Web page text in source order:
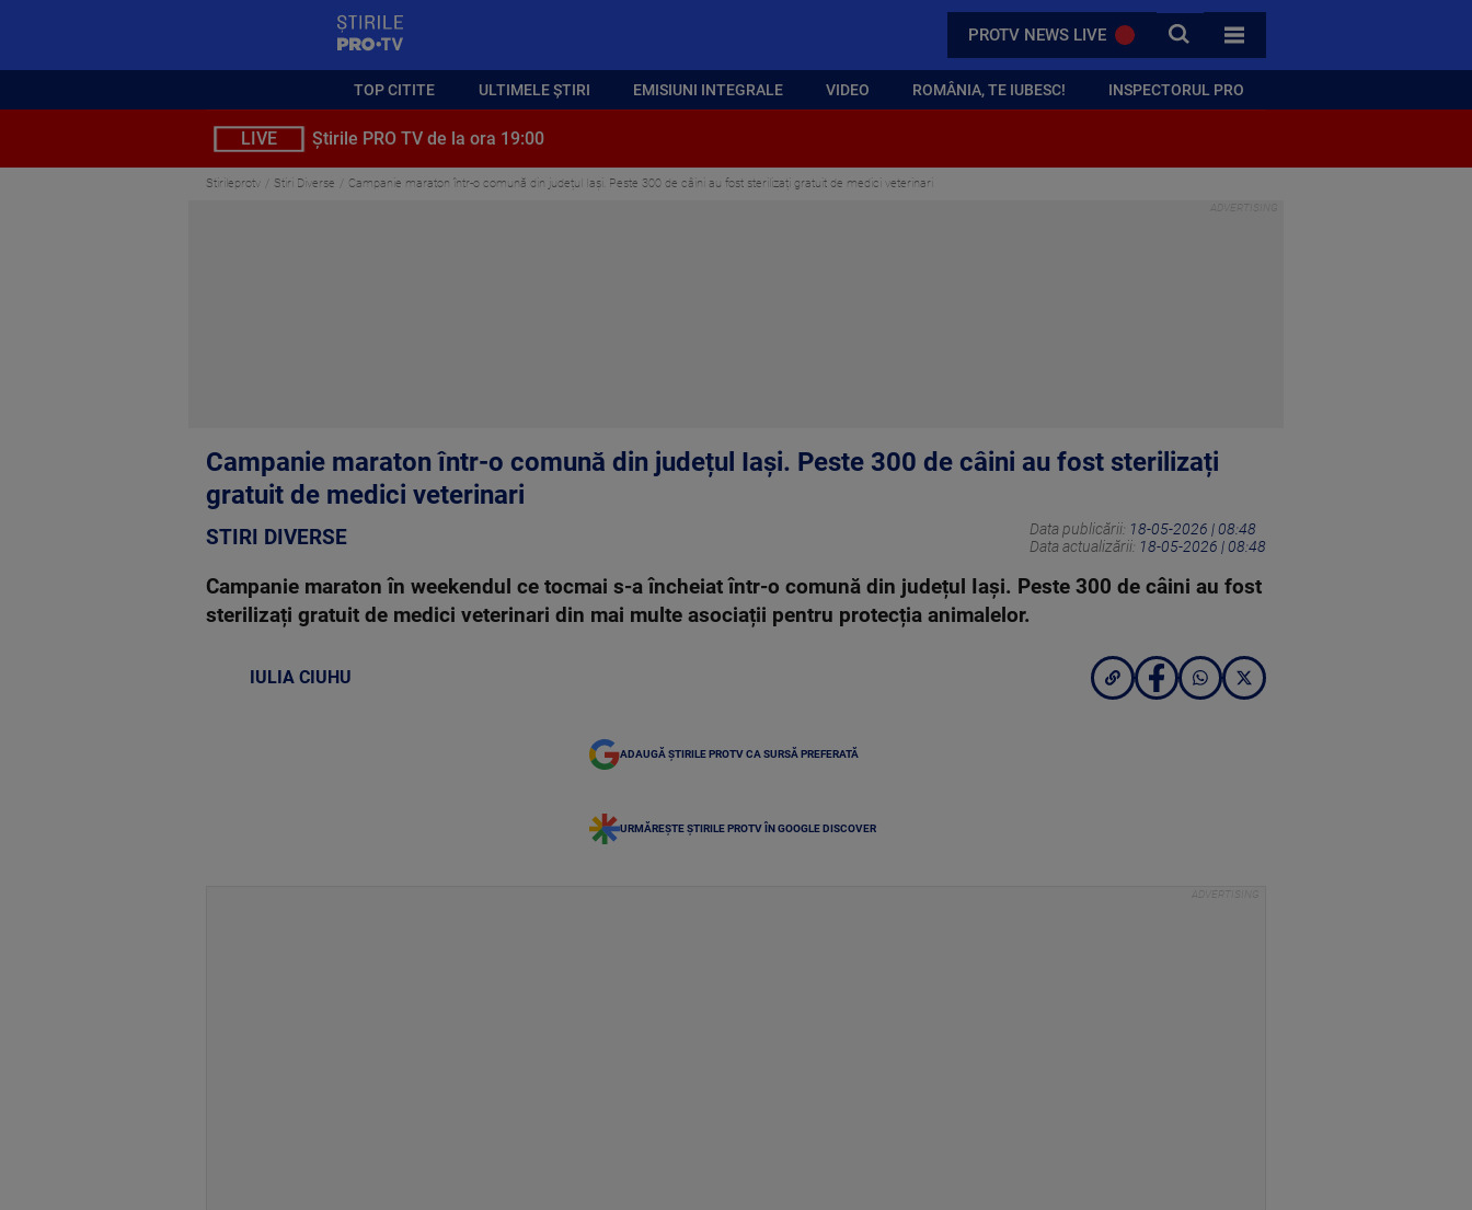
PROTV NEWS LIVE CAUTA
TOATE CATEGORIILE
TOP CITITE ULTIMELE ȘTIRI EMISIUNI INTEGRALE VIDEO ROMÂNIA, TE IUBESC! INSPECTORUL PRO
LIVE Știrile PRO TV de la ora 19:00
Stirileprotv Stiri Diverse Campanie maraton într-o comună din județul Iași. Peste 300 de câini au fost sterilizați gratuit de medici veterinari
Campanie maraton într-o comună din județul Iași. Peste 300 de câini au fost sterilizați
gratuit de medici veterinari
STIRI DIVERSE Data publicării: 18-05-2026 | 08:48
Data actualizării: 18-05-2026 | 08:48
Campanie maraton în weekendul ce tocmai s-a încheiat într-o comună din județul Iași. Peste 300 de câini au fost
sterilizați gratuit de medici veterinari din mai multe asociații pentru protecția animalelor.
IULIA CIUHU
ADAUGĂ ȘTIRILE PROTV CA SURSĂ PREFERATĂ
URMĂREȘTE ȘTIRILE PROTV ÎN GOOGLE DISCOVER